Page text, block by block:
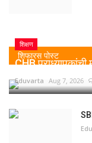
शिफारस पोस्ट
शिक्षण
CHB प्राध्यापकांची
Eduvarta Aug 7, 2026